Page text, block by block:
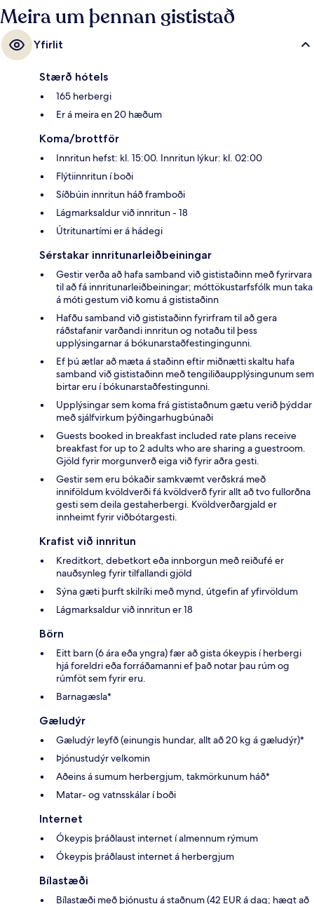
Meira um þennan gististað
Yfirlit
Stærð hótels
165 herbergi
Er á meira en 20 hæðum
Koma/brottför
Innritun hefst: kl. 15:00. Innritun lýkur: kl. 02:00
Flýtiinnritun í boði
Síðbúin innritun háð framboði
Lágmarksaldur við innritun - 18
Útritunartími er á hádegi
Sérstakar innritunarleiðbeiningar
Gestir verða að hafa samband við gististaðinn með fyrirvara
til að fá innritunarleiðbeiningar; móttökustarfsfólk mun taka
á móti gestum við komu á gististaðinn
Hafðu samband við gististaðinn fyrirfram til að gera
ráðstafanir varðandi innritun og notaðu til þess
upplýsingarnar á bókunarstaðfestingingunni.
Ef þú ætlar að mæta á staðinn eftir miðnætti skaltu hafa
samband við gististaðinn með tengiliðaupplýsingunum sem
birtar eru í bókunarstaðfestingunni.
Upplýsingar sem koma frá gististaðnum gætu verið þýddar
með sjálfvirkum þýðingarhugbúnaði
Guests booked in breakfast included rate plans receive
breakfast for up to 2 adults who are sharing a guestroom.
Gjöld fyrir morgunverð eiga við fyrir aðra gesti.
Gestir sem eru bókaðir samkvæmt verðskrá með
inniföldum kvöldverði fá kvöldverð fyrir allt að tvo fullorðna
gesti sem deila gestaherbergi. Kvöldverðargjald er
innheimt fyrir viðbótargesti.
Krafist við innritun
Kreditkort, debetkort eða innborgun með reiðufé er
nauðsynleg fyrir tilfallandi gjöld
Sýna gæti þurft skilríki með mynd, útgefin af yfirvöldum
Lágmarksaldur við innritun er 18
Börn
Eitt barn (6 ára eða yngra) fær að gista ókeypis í herbergi
hjá foreldri eða forráðamanni ef það notar þau rúm og
rúmföt sem fyrir eru.
Barnagæsla*
Gæludýr
Gæludýr leyfð (einungis hundar, allt að 20 kg á gæludýr)*
Þjónustudýr velkomin
Aðeins á sumum herbergjum, takmörkunum háð*
Matar- og vatnsskálar í boði
Internet
Ókeypis þráðlaust internet í almennum rýmum
Ókeypis þráðlaust internet á herbergjum
Bílastæði
Bílastæði með þjónustu á staðnum (42 EUR á dag; hægt að